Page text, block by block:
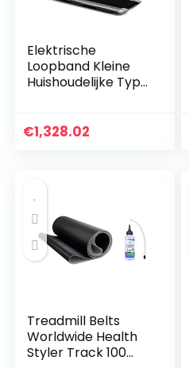
Elektrische
Loopband Kleine
Huishoudelijke Type
Loopband Ultra-stil
€1,328.02
Treadmill Belts
Worldwide Health
Styler Track 100